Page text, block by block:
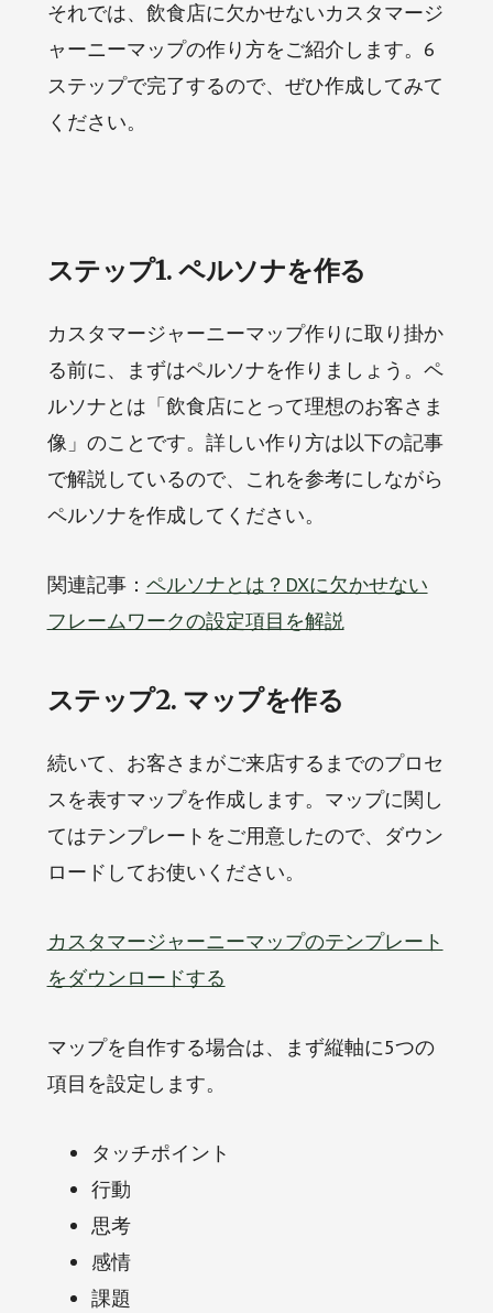
それでは、飲食店に欠かせないカスタマージ
ャーニーマップの作り方をご紹介します。6
ステップで完了するので、ぜひ作成してみて
ください。
ステップ1. ペルソナを作る
カスタマージャーニーマップ作りに取り掛か
る前に、まずはペルソナを作りましょう。ペ
ルソナとは「飲食店にとって理想のお客さま
像」のことです。詳しい作り方は以下の記事
で解説しているので、これを参考にしながら
ペルソナを作成してください。
関連記事： ペルソナとは？DXに欠かせない
フレームワークの設定項目を解説
ステップ2. マップを作る
続いて、お客さまがご来店するまでのプロセ
スを表すマップを作成します。マップに関し
てはテンプレートをご用意したので、ダウン
ロードしてお使いください。
カスタマージャーニーマップのテンプレート
をダウンロードする
マップを自作する場合は、まず縦軸に5つの
項目を設定します。
タッチポイント
行動
思考
感情
課題